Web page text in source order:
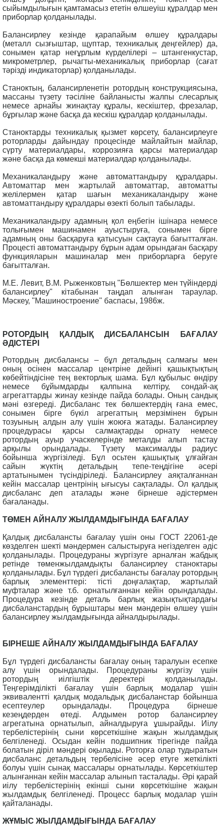
сыйымдылығын қамтамасыз ететін өлшеуіш құралдар мен
приборлар қолданылады.
Балансирлеу кезінде қарапайым өлшеу құралдары
(металл сызғыштар, щуптар, техникалық деңгейлер) да,
сонымен қатар неғұрлым күрделілері – штангенкустар,
микрометрлер, рычагты-механикалық приборлар (сағат
тәрізді индикаторлар) қолданылады.
Станоктың, балансирленетін ротордың конструкциясына,
массаны түзету тәсіліне байланысты жалпы слесарлық
немесе арнайы жинақтау құралы, кескіштер, фрезалар,
бұрғылар және басқа да кескіш құралдар қолданылады.
Станоктарды техникалық қызмет көрсету, балансирлеуге
роторларды дайындау процесінде майлайтын майлар,
сүрту материалдары, коррозияға қарсы материалдар
және басқа да көмекші материалдар қолданылады.
Механикаландыру және автоматтандыру құралдары.
Автоматтар мен жартылай автоматтар, автоматты
желілермен қатар шағын механикаландыру және
автоматтандыру құралдары өзекті болып табылады.
Механикаландыру адамның қол еңбегін ішінара немесе
толығымен машинамен ауыстыруға, сонымен бірге
адамның оны басқаруға қатысуын сақтауға бағытталған.
Процесті автоматтандыру бұрын адам орындаған басқару
функцияларын машиналар мен приборларға беруге
бағытталған.
М.Е. Левит, В.М. Рыженковтың "Бөлшектер мен түйіндерді
балансирлеу" кітабынан таңдап алынған тараулар.
Мәскеу, "Машиностроение" баспасы, 1986ж.
РОТОРДЫҢ ҚАЛДЫҚ ДИСБАЛАНСЫН БАҒАЛАУ
ӘДІСТЕРІ
Ротордың дисбалансы – бұл детальдың салмағы мен
оның осінен массалар центріне дейінгі қашықтықтың
көбейтіндісіне тең векторлық шама. Бұл құбылыс өндіру
немесе бұйымдарды қалпына келтіру, сондай-ақ
агрегаттарды жинау кезінде пайда болады. Оның сандық
мәні өзгереді. Дисбаланс тек бөлшектердің ғана емес,
сонымен бірге бүкіл агрегаттың мерзімінен бұрын
тозуының алдын алу үшін жоюға жатады. Балансирлеу
процедурасы қарсы салмақтарды орнату немесе
ротордың ауыр учаскелерінде металды алып тастау
арқылы орындалады. Түзету максималды радиус
бойынша жүргізіледі. Бұл осьтен қашықтық ұлғайған
сайын жүктің детальдың тепе-теңдігіне әсері
артатынымен түсіндіріледі. Балансирлеу аяқталғаннан
кейін массалар центрінің ығысуы сақталады. Ол қалдық
дисбаланс деп аталады және бірнеше әдістермен
бағаланады.
ТӨМЕН АЙНАЛУ ЖЫЛДАМДЫҒЫНДА БАҒАЛАУ
Қалдық дисбалансты бағалау үшін оны ГОСТ 22061-де
көзделген шекті мәндермен салыстыруға негізделген әдіс
қолданылады. Процедураны жүргізуге арналған жабдық
ретінде төменжылдамдықты балансирлеу станоктары
қолданылады. Бұл түрдегі дисбалансты бағалау ротордың
барлық элементтері: тісті доңғалақтар, жартылай
муфталар және т.б. орнатылғаннан кейін орындалады.
Процедура кезінде деталь барлық жазықтықтардағы
дисбаланстардың бұрыштары мен мәндерін өлшеу үшін
балансирлеу жылдамдығында айналдырылады.
БІРНЕШЕ АЙНАЛУ ЖЫЛДАМДЫҒЫНДА БАҒАЛАУ
Бұл түрдегі дисбалансты бағалау оның таралуын есепке
алу үшін орындалады. Процедураны жүргізу үшін
ротордың иілгіштік деректері қолданылады.
Теңгерімділікті бағалау үшін барлық модалар үшін
эквивалентті қалдық модальдық дисбаланстар бойынша
есептеулер орындалады. Процедура бірнеше
кезеңдерден өтеді. Алдымен ротор балансирлеу
агрегатына орнатылып, айналдыруға ұшырайды. Иілу
тербелістерінің сыни көрсеткішіне жақын жылдамдық
белгіленеді. Осыдан кейін подшипник тірегінде пайда
болатын діріл мәндері оқылады. Роторға олар тудыратын
дисбаланс детальдың тербелісіне әсер етуге жеткілікті
болуы үшін сынақ массалары орнатылады. Көрсеткіштер
алынғаннан кейін массалар алынып тасталады. Әрі қарай
иілу тербелістерінің екінші сыни көрсеткішіне жақын
жылдамдық белгіленеді. Процесс барлық модалар үшін
қайталанады.
ЖҰМЫС ЖЫЛДАМДЫҒЫНДА БАҒАЛАУ